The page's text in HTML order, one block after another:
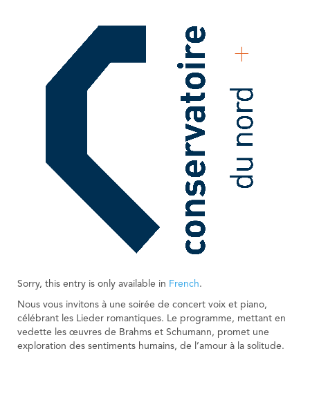
Sorry, this entry is only available in French.
Nous vous invitons à une soirée de concert voix et piano,
célébrant les Lieder romantiques. Le programme, mettant en
vedette les œuvres de Brahms et Schumann, promet une
exploration des sentiments humains, de l’amour à la solitude.